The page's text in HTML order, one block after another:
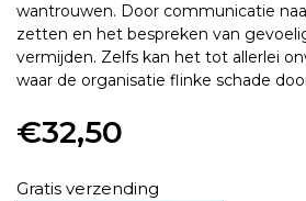
wantrouwen. Door communicatie
zetten en het bespreken van
vermijden. Zelfs kan het tot allerlei
waar de organisatie flinke schade
€32,50
Gratis verzending